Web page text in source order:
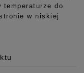
temperaturze do
w niskiej